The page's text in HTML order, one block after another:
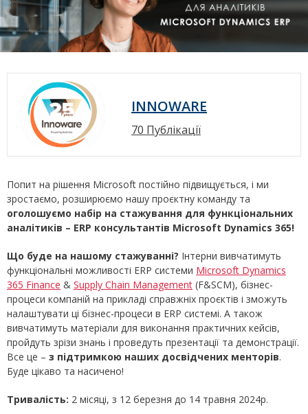
INNOWARE
70 Публікації
Попит на рішення Microsoft постійно підвищується, і ми
зростаємо, розширюємо нашу проєктну команду та
оголошуємо набір на стажування для функціональних
аналітиків – ERP консультантів Microsoft Dynamics 365!
Що буде на нашому стажуванні? Інтерни вивчатимуть
функціональні можливості ERP системи Microsoft Dynamics
365 Finance & Supply Chain Management (F&SCM), бізнес-
процеси компаній на прикладі справжніх проєктів і зможуть
налаштувати ці бізнес-процеси в ERP системі. А також
вивчатимуть матеріали для виконання практичних кейсів,
пройдуть зрізи знань і проведуть презентації та демонстрації.
Все це – з підтримкою наших досвідчених менторів.
Буде цікаво та насичено!
Тривалість: 2 місяці, з 12 березня до 14 травня 2024р.